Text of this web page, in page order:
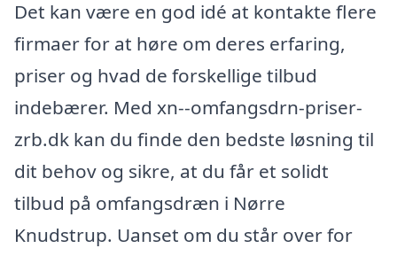
Det kan være en god idé at kontakte flere
firmaer for at høre om deres erfaring,
priser og hvad de forskellige tilbud
indebærer. Med xn--omfangsdrn-priser-
zrb.dk kan du finde den bedste løsning til
dit behov og sikre, at du får et solidt
tilbud på omfangsdræn i Nørre
Knudstrup. Uanset om du står over for